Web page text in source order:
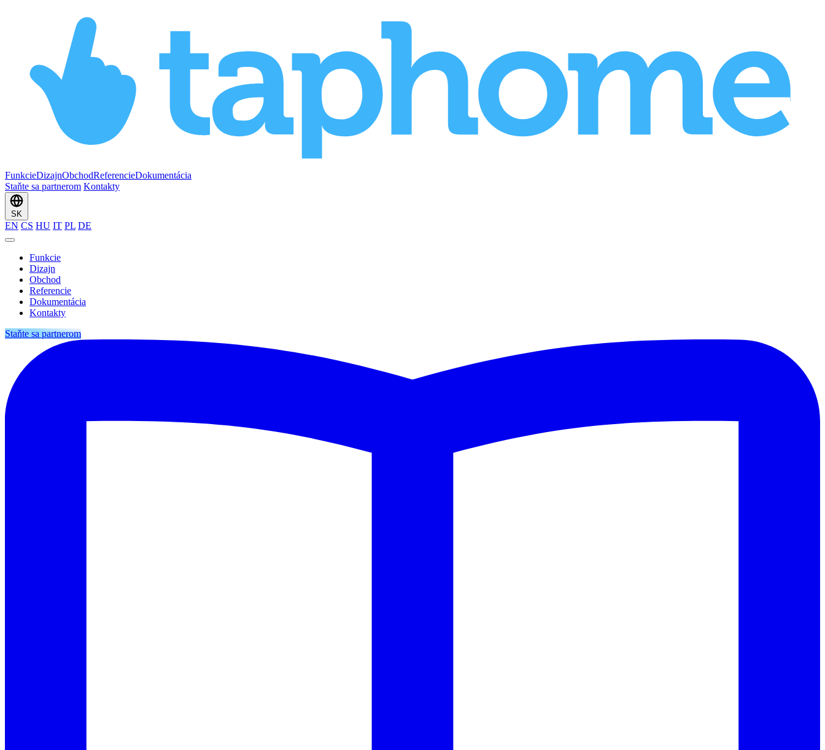
FunkcieDizajnObchodReferencieDokumentácia
Staňte sa partnerom Kontakty
SK
EN CS HU IT PL DE
Funkcie
Dizajn
Obchod
Referencie
Dokumentácia
Kontakty
Staňte sa partnerom